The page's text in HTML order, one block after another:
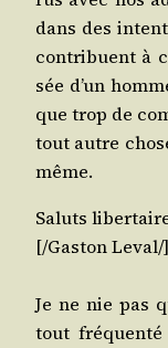
dans des
contri­buent à
sée d’un
que trop de
tout autre
même.
Saluts
[/​GastonLeval/​]
Je ne nie pas
tout